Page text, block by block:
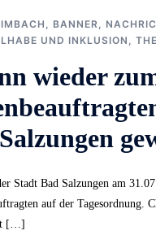
, BANNER,
UND INKLUSION ,
wieder
Stadt Bad Salzungen am
auf der Tagesordnung.
[…]